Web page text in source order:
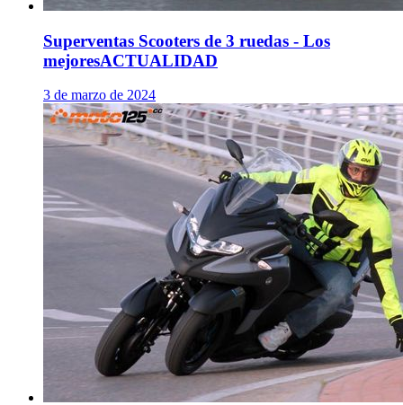
Superventas Scooters de 3 ruedas - Los
mejoresACTUALIDAD
3 de marzo de 2024